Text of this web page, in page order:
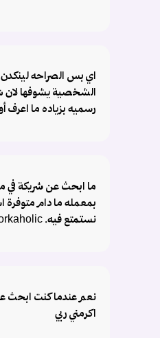
اي بس الصراحه
الشخصية يشوفها
رسميه بزياده ما اعرف
ما ابحث عن شريكة في
بمعمله ما دام متوفرة
نستمتع فيه. workaholic ⛔️
نعم عندما كنت ابحث
اكرمني ربي